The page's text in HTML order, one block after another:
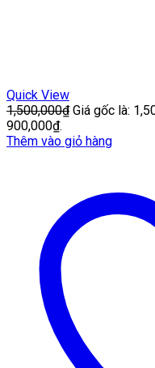
Quick View
1,500,000₫ Giá gốc là:
900,000₫.
Thêm vào giỏ hàng